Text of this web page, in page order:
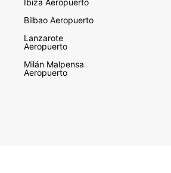
Ibiza Aeropuerto
Bilbao Aeropuerto
Lanzarote
Aeropuerto
Milán Malpensa
Aeropuerto